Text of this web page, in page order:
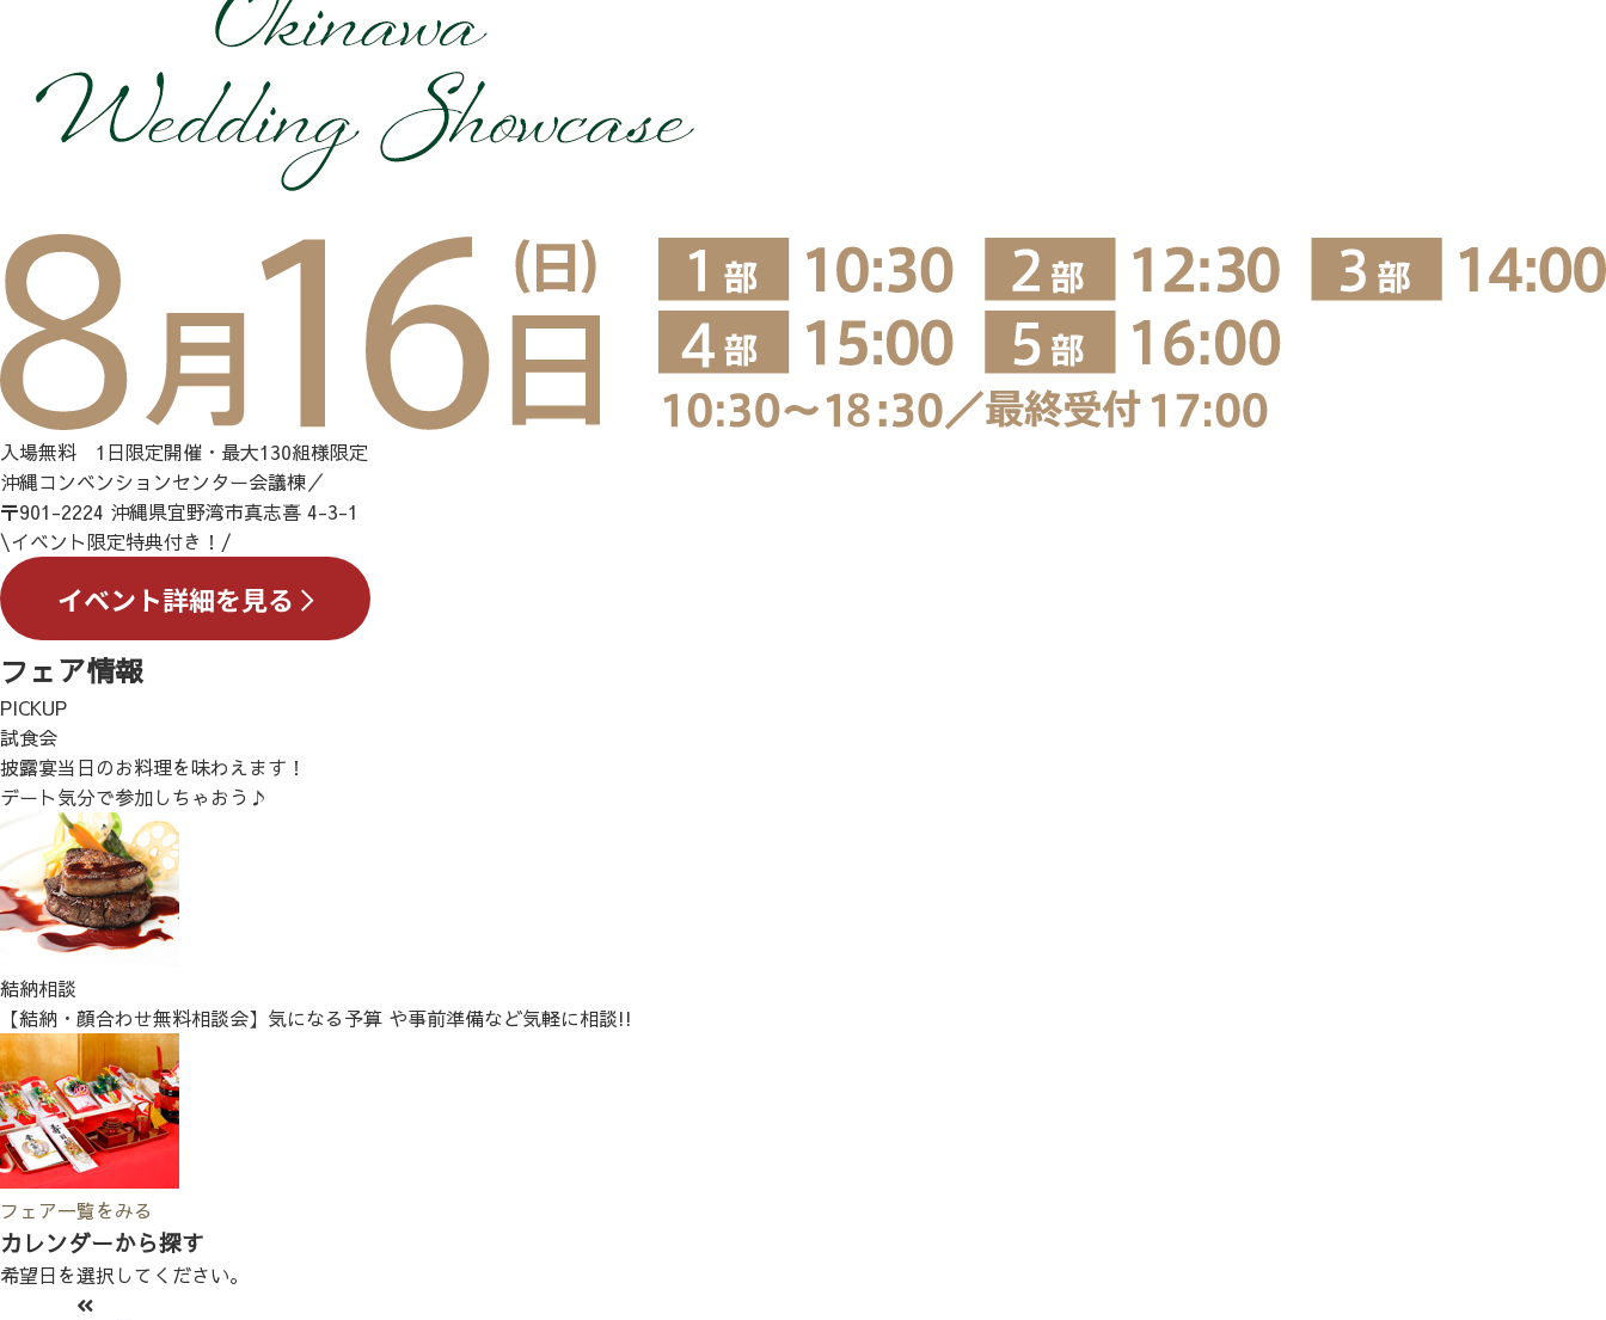
入場無料 1日限定開催・最大130組様限定
沖縄コンベンションセンター会議棟／
〒901-2224 沖縄県宜野湾市真志喜 4-3-1
\イベント限定特典付き！/
フェア情報
PICKUP
試食会
披露宴当日のお料理を味わえます！
デート気分で参加しちゃおう♪
結納相談
【結納・顔合わせ無料相談会】気になる予算 や事前準備など気軽に相談!!
フェア一覧をみる
カレンダーから探す
希望日を選択してください。